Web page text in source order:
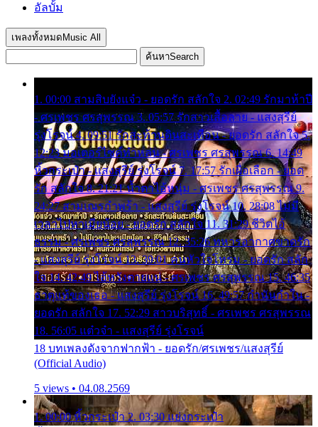
อัลบั้ม
เพลงทั้งหมด Music All
ค้นหาSearch
1. 00:00 สามสิบยังแจ๋ว - ยอดรัก สลักใจ 2. 02:49 รักมาห้าปี
- ศรเพชร ศรสุพรรณ 3. 05:57 รักสาวเสื้อลาย - แสงสุรีย์
รุ่งโรจน์ 4. 09:51 รักสะท้านดินสะเทือน - ยอดรัก สลักใจ 5.
12:23 มอเตอร์ไซค์ทำหล่น - ศรเพชร ศรสุพรรณ 6. 14:49
หิ้วกระเป๋า - แสงสุรีย์ รุ่งโรจน์ 7. 17:57 รักเผื่อเลือก - ยอด
รัก สลักใจ 8. 21:21 น้ำตาไอ้หนุ่ม - ศรเพชร ศรสุพรรณ 9.
24:27 สามเณรกำพร้า - แสงสุรีย์ รุ่งโรจน์ 10. 28:08 ไม่มี
เวลาไปหาเมียน้อย - ยอดรัก สลักใจ 11. 31:29 ชีวิตไอ้
ธรรม - ศรเพชร ศรสุพรรณ 12. 35:26 ทหารอากาศขาดรัก
- แสงสุรีย์ รุ่งโรจน์ 13. 39:01 คนหัวใจโทรม - ยอดรัก สลัก
ใจ 14. 42:49 ไอ้หวังตายแน่ - ศรเพชร ศรสุพรรณ 15. 46:35
ธาตุแท้ของเธอ - แสงสุรีย์ รุ่งโรจน์ 16. 49:57 กำนันกำใน -
ยอดรัก สลักใจ 17. 52:29 สาวบริสุทธิ์ - ศรเพชร ศรสุพรรณ
18. 56:05 แต๋วจ๋า - แสงสุรีย์ รุ่งโรจน์
18 บทเพลงดังจากฟากฟ้า - ยอดรัก/ศรเพชร/แสงสุรีย์
(Official Audio)
5 views • 04.08.2569
1. 00:00 หิ้วกระเป๋า 2. 03:30 แย่งกระเป๋า